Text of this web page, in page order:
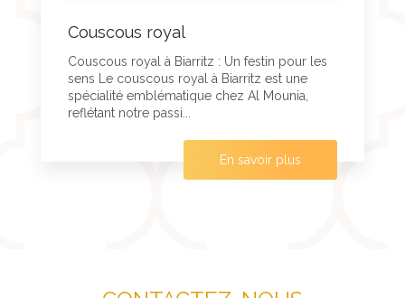
Couscous royal
Couscous royal à Biarritz : Un festin pour les
sens Le couscous royal à Biarritz est une
spécialité emblématique chez Al Mounia,
reflétant notre passi...
En savoir plus